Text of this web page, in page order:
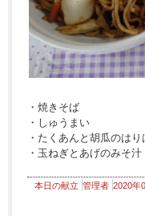
・焼きそば
・しゅうまい
・たくあんと胡瓜のはり
・玉ねぎとあげのみそ汁
本日の献立 管理者 2020年